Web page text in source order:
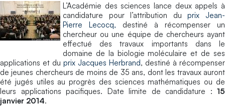
L’Académie des sciences lance deux appels à
candidature pour l’attribution duprix Jean-
Pierre Lecocq, destiné à récompenser un
chercheur ou une équipe de chercheurs ayant
effectué des travaux importants dans le
domaine de la biologie moléculaire et de ses
applications et du prix Jacques Herbrand, destiné à récompenser
de jeunes chercheurs de moins de 35 ans, dont les travaux auront
été jugés utiles au progrès des sciences mathématiques ou de
leurs applications pacifiques. Date limite de candidature : 15
janvier 2014.